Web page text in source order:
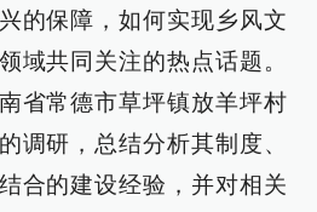
的保障，如何实现乡风文
域共同关注的热点话题。
省常德市草坪镇放羊坪村
调研，总结分析其制度、
合的建设经验，并对相关